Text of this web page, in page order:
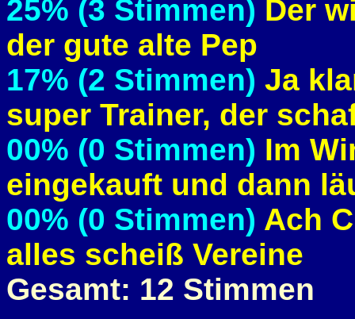
25% (3 Stimmen) Der
der gute alte Pep
17% (2 Stimmen) Ja
super Trainer, der
00% (0 Stimmen) Im
eingekauft und dann
00% (0 Stimmen) Ach
alles scheiß Vereine
Gesamt: 12 Stimmen